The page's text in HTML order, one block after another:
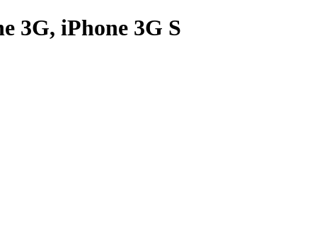
3G, iPhone 3G S